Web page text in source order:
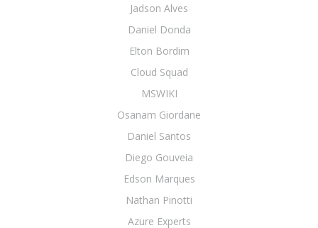
Jadson Alves
Daniel Donda
Elton Bordim
Cloud Squad
MSWIKI
Osanam Giordane
Daniel Santos
Diego Gouveia
Edson Marques
Nathan Pinotti
Azure Experts